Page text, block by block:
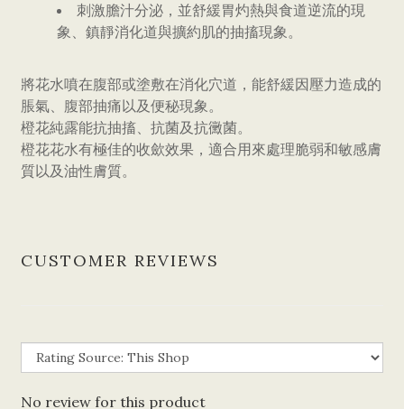
刺激膽汁分泌，並舒緩胃灼熱與食道逆流的現
象、鎮靜消化道與擴約肌的抽搐現象。
將花水噴在腹部或塗敷在消化穴道，能舒緩因壓力造成的
脹氣、腹部抽痛以及便秘現象。
橙花純露能抗抽搐、抗菌及抗黴菌。
橙花花水有極佳的收歛效果，適合用來處理脆弱和敏感膚
質以及油性膚質。
CUSTOMER REVIEWS
No review for this product